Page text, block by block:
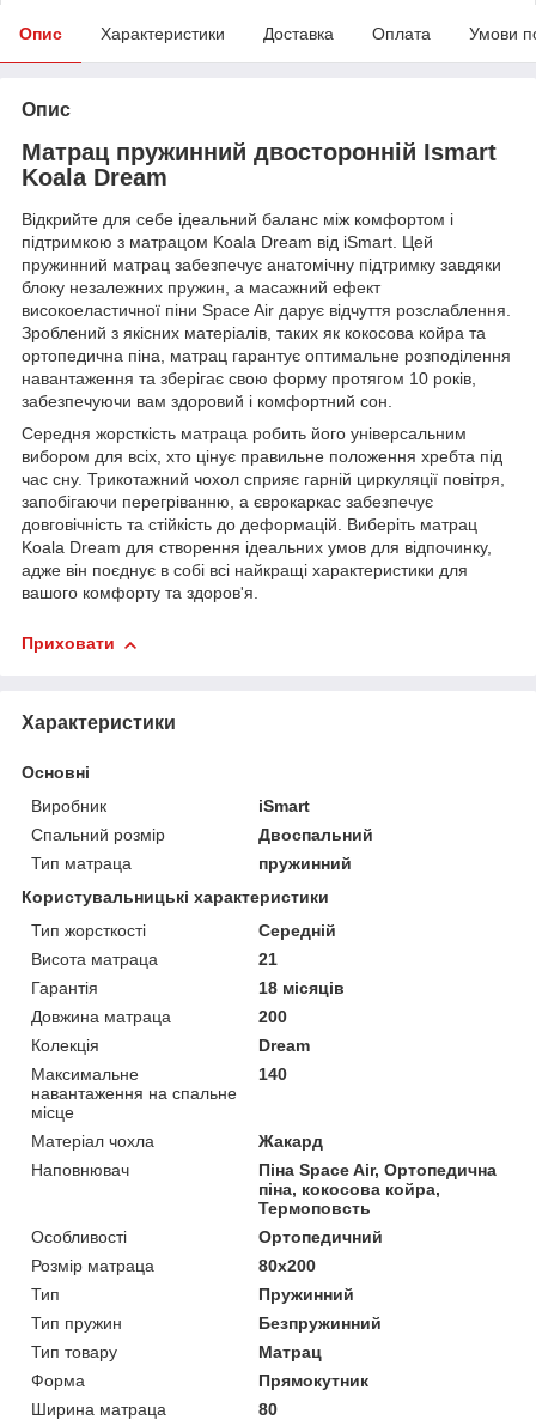
Опис Характеристики Доставка Оплата Умови
Опис
Матрац пружинний двосторонній Ismart
Koala Dream
Відкрийте для себе ідеальний баланс між комфортом і
підтримкою з матрацом Koala Dream від iSmart. Цей
пружинний матрац забезпечує анатомічну підтримку завдяки
блоку незалежних пружин, а масажний ефект
високоеластичної піни Space Air дарує відчуття розслаблення.
Зроблений з якісних матеріалів, таких як кокосова койра та
ортопедична піна, матрац гарантує оптимальне розподілення
навантаження та зберігає свою форму протягом 10 років,
забезпечуючи вам здоровий і комфортний сон.
Середня жорсткість матраца робить його універсальним
вибором для всіх, хто цінує правильне положення хребта під
час сну. Трикотажний чохол сприяє гарній циркуляції повітря,
запобігаючи перегріванню, а єврокаркас забезпечує
довговічність та стійкість до деформацій. Виберіть матрац
Koala Dream для створення ідеальних умов для відпочинку,
адже він поєднує в собі всі найкращі характеристики для
вашого комфорту та здоров'я.
Приховати
Характеристики
Основні
Виробник
iSmart
Спальний розмір
Двоспальний
Тип матраца
пружинний
Користувальницькі характеристики
Тип жорсткості
Середній
Висота матраца
21
Гарантія
18 місяців
Довжина матраца
200
Колекція
Dream
Максимальне
навантаження на спальне
місце
140
Матеріал чохла
Жакард
Наповнювач
Піна Space Air, Ортопедична
піна, кокосова койра,
Термоповсть
Особливості
Ортопедичний
Розмір матраца
80х200
Тип
Пружинний
Тип пружин
Безпружинний
Тип товару
Матрац
Форма
Прямокутник
Ширина матраца
80